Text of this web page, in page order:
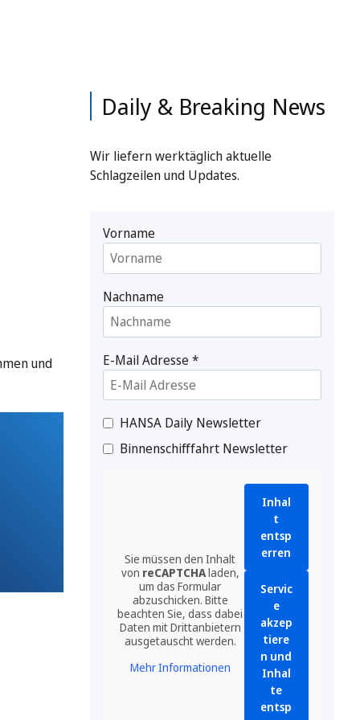
und
Daily & Breaking News
Wir liefern werktäglich aktuelle
Schlagzeilen und Updates.
Vorname
Nachname
E-Mail Adresse*
HANSA Daily Newsletter
Binnenschifffahrt Newsletter
Sie müssen den Inhalt
von reCAPTCHAladen,
um das Formular
abzuschicken. Bitte
beachten Sie, dass dabei
Daten mit Drittanbietern
ausgetauscht werden.
Mehr Informationen
Inhal
t
entsp
erren
Servic
e
akzep
tiere
n und
Inhal
te
entsp